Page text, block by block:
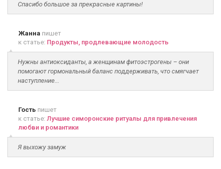
Спасибо большое за прекрасные картины!
Жанна пишет
к статье: Продукты, продлевающие молодость
Нужны антиоксиданты, а женщинам фитоэстрогены – они
помогают гормональный баланс поддерживать, что смягчает
наступление...
Гость пишет
к статье: Лучшие симоронские ритуалы для привлечения
любви и романтики
Я выхожу замуж